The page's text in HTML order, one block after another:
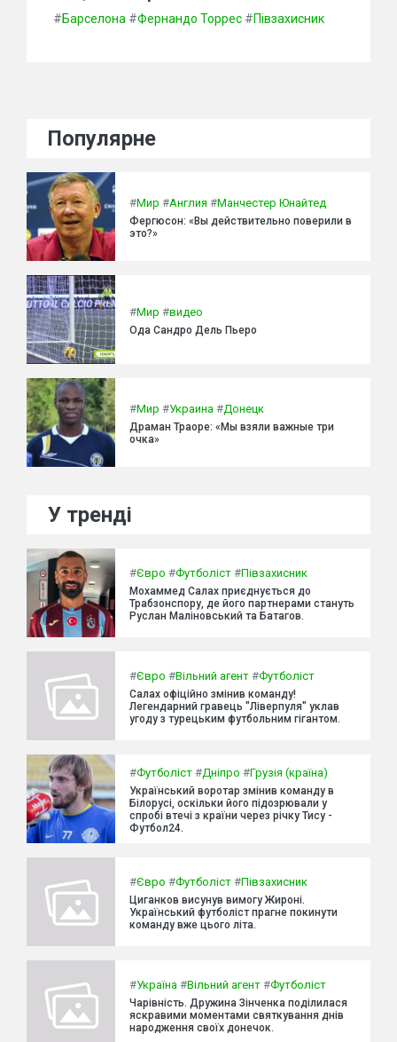
#Барселона #Фернандо Торрес #Півзахисник
Популярне
#Мир #Англия #Манчестер Юнайтед
Фергюсон: «Вы действительно поверили в
это?»
#Мир #видео
Ода Сандро Дель Пьеро
#Мир #Украина #Донецк
Драман Траоре: «Мы взяли важные три
очка»
У тренді
#Євро #Футболіст #Півзахисник
Мохаммед Салах приєднується до
Трабзонспору, де його партнерами стануть
Руслан Маліновський та Батагов.
#Євро #Вільний агент #Футболіст
Салах офіційно змінив команду!
Легендарний гравець "Ліверпуля" уклав
угоду з турецьким футбольним гігантом.
#Футболіст #Дніпро #Грузія (країна)
Український воротар змінив команду в
Білорусі, оскільки його підозрювали у
спробі втечі з країни через річку Тису -
Футбол24.
#Євро #Футболіст #Півзахисник
Циганков висунув вимогу Жироні.
Український футболіст прагне покинути
команду вже цього літа.
#Україна #Вільний агент #Футболіст
Чарівність. Дружина Зінченка поділилася
яскравими моментами святкування днів
народження своїх донечок.